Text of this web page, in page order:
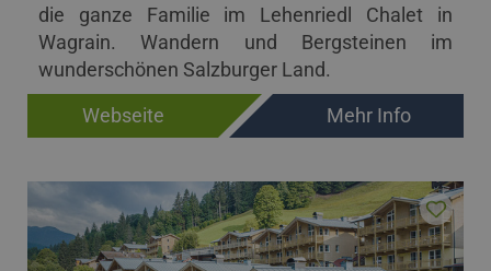
die ganze Familie im Lehenriedl Chalet in
Wagrain. Wandern und Bergsteinen im
wunderschönen Salzburger Land.
Webseite
Mehr Info